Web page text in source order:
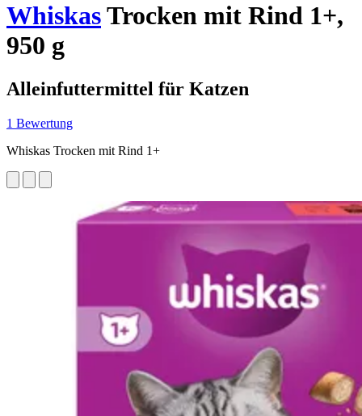
WhiskasTrocken mit Rind 1+,
950 g
Alleinfuttermittel für Katzen
1 Bewertung
Whiskas Trocken mit Rind 1+